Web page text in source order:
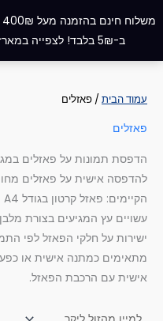
ב-5₪ בלבד! לצפייה במארז
לתוכן
עמוד הבית / פאזלים
פאזלים
הדפסת תמונות על פאזלים
להדפסה אישית על פאזלים
עשויים עץ המגיעים בצורת
ישירות על חלקי הפאזל לפי
מתאימים כמתנה אישית או
אישית עם הרכבת הפאזל.